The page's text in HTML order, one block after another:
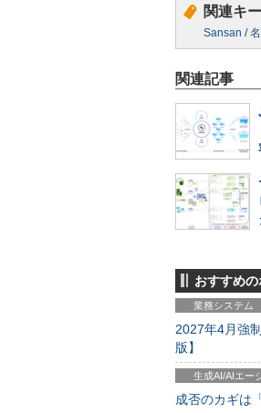
関連キ
Sansan /
関連記事
おすすめ
業務システム
2027年4月強
版】
生成AI/AIエー
成否のカギは